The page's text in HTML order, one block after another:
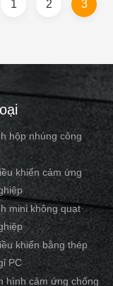
COM 5. Operating
Cache 2MB Chipsets
Memory DDR3L
1 2 3
hộp nhúng công
khiển cảm ứng
mini không quạt
khiển bằng thép
PC
hình cảm ứng chống